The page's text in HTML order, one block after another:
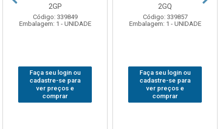
2GP
Código: 339849
Embalagem: 1 - UNIDADE
Faça seu login ou
cadastre-se para
ver preços e
comprar
2GQ
Código: 339857
Embalagem: 1 - UNIDADE
Faça seu login ou
cadastre-se para
ver preços e
comprar